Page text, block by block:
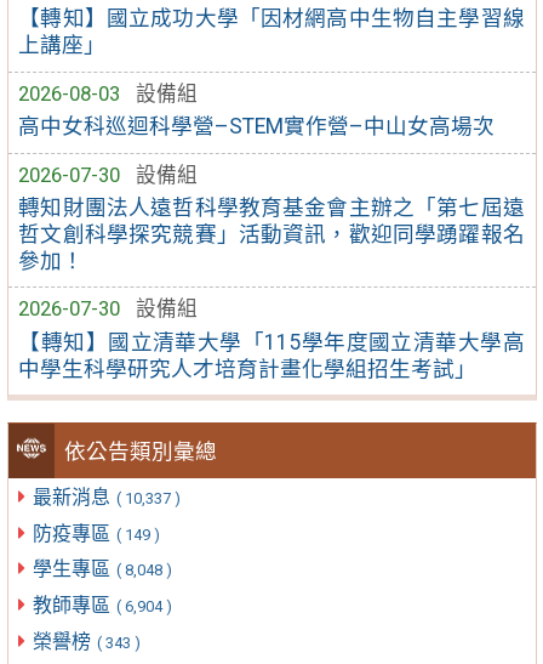
【轉知】國立成功大學「因材網高中生物自主學習線
上講座」
2026-08-03
設備組
高中女科巡迴科學營–STEM實作營–中山女高場次
2026-07-30
設備組
轉知財團法人遠哲科學教育基金會主辦之「第七屆遠
哲文創科學探究競賽」活動資訊，歡迎同學踴躍報名
參加！
2026-07-30
設備組
【轉知】國立清華大學「115學年度國立清華大學高
中學生科學研究人才培育計畫化學組招生考試」
依公告類別彙總
最新消息 ( 10,337 )
防疫專區 ( 149 )
學生專區 ( 8,048 )
教師專區 ( 6,904 )
榮譽榜 ( 343 )